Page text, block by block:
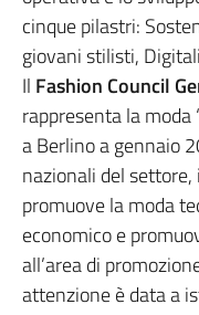
cinque pilastri:
giovani stilisti,
Il Fashion Council
rappresenta la moda
a Berlino a gennaio
nazionali del settore,
promuove la moda
economico e
all’area di
attenzione è data a